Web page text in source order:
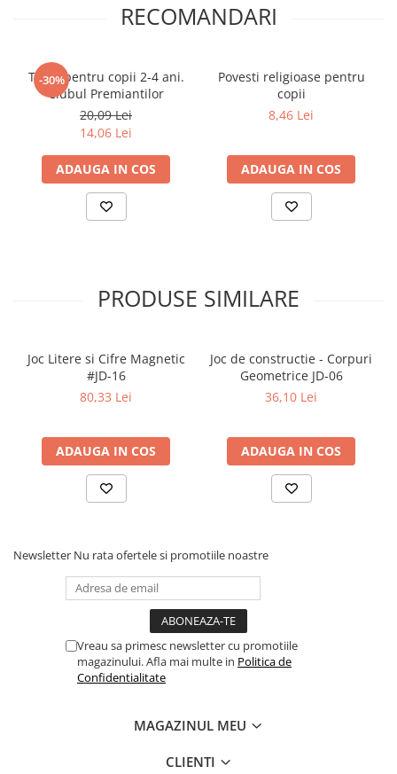
RECOMANDARI
-30%
Teste pentru copii 2-4 ani.
Clubul Premiantilor
20,09 Lei
14,06 Lei
ADAUGA IN COS
Povesti religioase pentru
copii
8,46 Lei
ADAUGA IN COS
PRODUSE SIMILARE
Joc Litere si Cifre Magnetic
#JD-16
80,33 Lei
ADAUGA IN COS
Joc de constructie - Corpuri
Geometrice JD-06
36,10 Lei
ADAUGA IN COS
Newsletter Nu rata ofertele si promotiile noastre
Vreau sa primesc newsletter cu promotiile
magazinului. Afla mai multe in Politica de
Confidentialitate
MAGAZINUL MEU
CLIENTI